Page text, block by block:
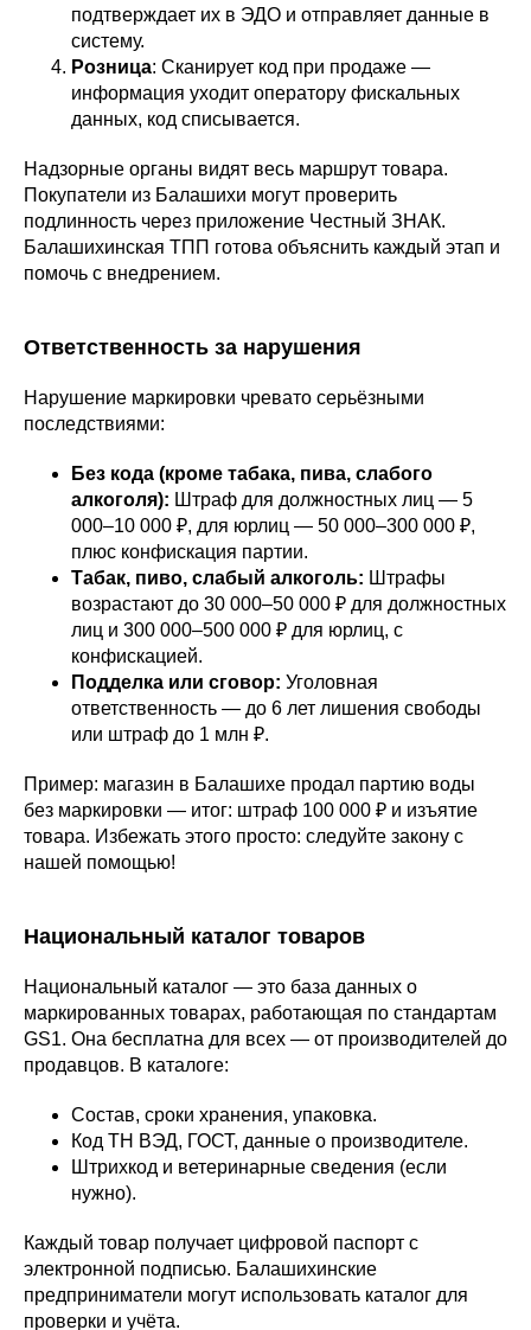
подтверждает их в ЭДО и отправляет данные в
систему.
Розница: Сканирует код при продаже —
информация уходит оператору фискальных
данных, код списывается.
Надзорные органы видят весь маршрут товара.
Покупатели из Балашихи могут проверить
подлинность через приложение Честный ЗНАК.
Балашихинская ТПП готова объяснить каждый этап и
помочь с внедрением.
Ответственность за нарушения
Нарушение маркировки чревато серьёзными
последствиями:
Без кода (кроме табака, пива, слабого
алкоголя): Штраф для должностных лиц — 5
000–10 000 ₽, для юрлиц — 50 000–300 000 ₽,
плюс конфискация партии.
Табак, пиво, слабый алкоголь: Штрафы
возрастают до 30 000–50 000 ₽ для должностных
лиц и 300 000–500 000 ₽ для юрлиц, с
конфискацией.
Подделка или сговор: Уголовная
ответственность — до 6 лет лишения свободы
или штраф до 1 млн ₽.
Пример: магазин в Балашихе продал партию воды
без маркировки — итог: штраф 100 000 ₽ и изъятие
товара. Избежать этого просто: следуйте закону с
нашей помощью!
Национальный каталог товаров
Национальный каталог — это база данных о
маркированных товарах, работающая по стандартам
GS1. Она бесплатна для всех — от производителей до
продавцов. В каталоге:
Состав, сроки хранения, упаковка.
Код ТН ВЭД, ГОСТ, данные о производителе.
Штрихкод и ветеринарные сведения (если
нужно).
Каждый товар получает цифровой паспорт с
электронной подписью. Балашихинские
предприниматели могут использовать каталог для
проверки и учёта.